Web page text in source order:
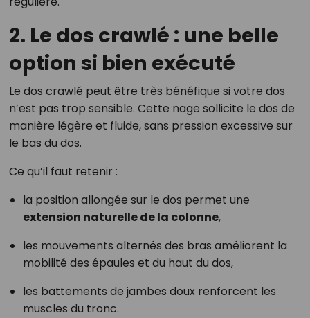
2. Le dos crawlé : une belle
option si bien exécuté
Le dos crawlé peut être très bénéfique si votre dos
n’est pas trop sensible. Cette nage sollicite le dos de
manière légère et fluide, sans pression excessive sur
le bas du dos.
Ce qu’il faut retenir :
la position allongée sur le dos permet une
extension naturelle de la colonne,
les mouvements alternés des bras améliorent la
mobilité des épaules et du haut du dos,
les battements de jambes doux renforcent les
muscles du tronc.